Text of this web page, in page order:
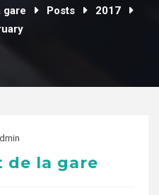
gare Posts
2017
de la gare